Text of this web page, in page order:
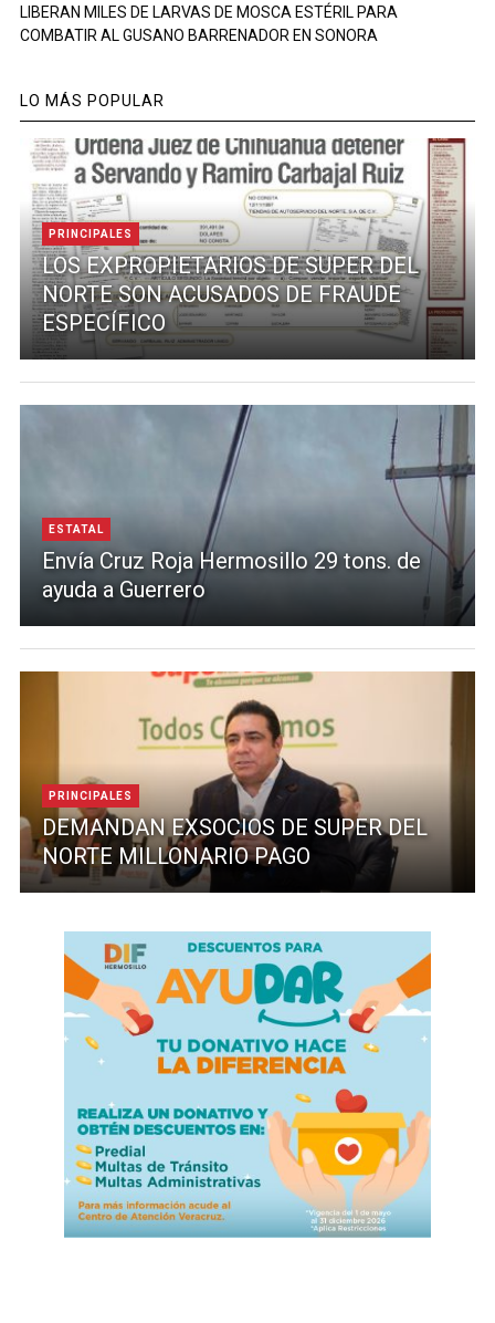
LIBERAN MILES DE LARVAS DE MOSCA ESTÉRIL PARA
COMBATIR AL GUSANO BARRENADOR EN SONORA
LO MÁS POPULAR
PRINCIPALES
LOS EXPROPIETARIOS DE SUPER DEL
NORTE SON ACUSADOS DE FRAUDE
ESPECÍFICO
ESTATAL
Envía Cruz Roja Hermosillo 29 tons. de
ayuda a Guerrero
PRINCIPALES
DEMANDAN EXSOCIOS DE SUPER DEL
NORTE MILLONARIO PAGO